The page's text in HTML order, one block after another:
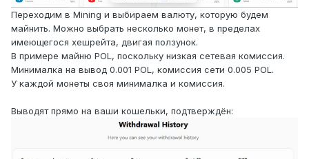
Переходим в Mining и выбираем валюту, которую будем
майнить. Можно выбрать несколько монет, в пределах
имеющегося хешрейта, двигая ползунок.
В примере майню POL, поскольку низкая сетевая комиссия.
Минималка на вывод 0.001 POL, комиссия сети 0.005 POL.
У каждой монеты своя минималка и комиссия.
Выводят прямо на ваши кошельки, подтверждён: